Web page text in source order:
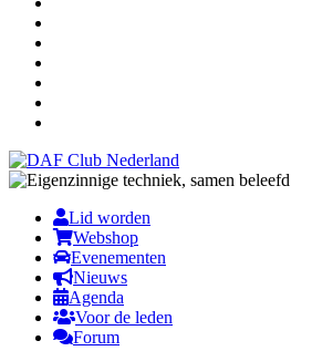
Lid worden
Webshop
Evenementen
Nieuws
Agenda
Voor de leden
Forum